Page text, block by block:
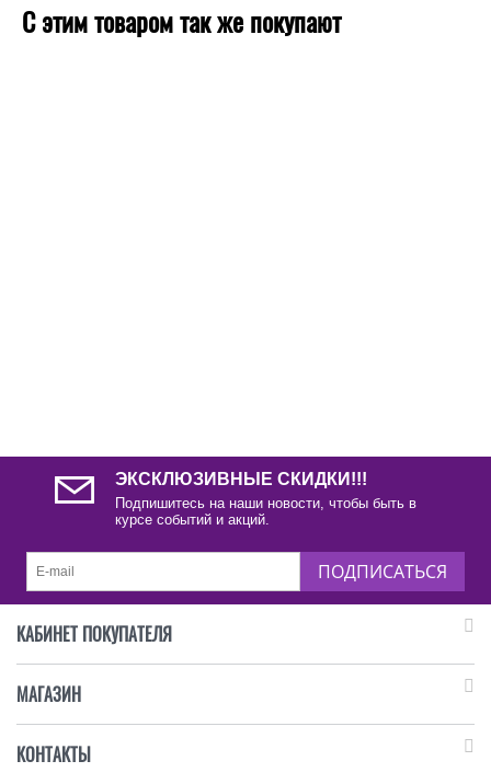
С этим товаром так же покупают
ЭКСКЛЮЗИВНЫЕ СКИДКИ!!!
Подпишитесь на наши новости, чтобы быть в
курсе событий и акций.
ПОДПИСАТЬСЯ
КАБИНЕТ ПОКУПАТЕЛЯ
МАГАЗИН
КОНТАКТЫ